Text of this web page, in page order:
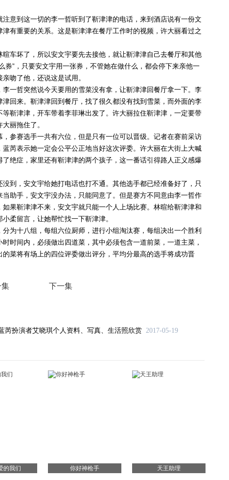
意到这一切的李一哲听到了靳津津的电话，来到酒店说有一份文
有重要的关系。这是靳津津在餐厅工作时的视频，许大丽看过之
车坏了，所以安文宇要先去接他，就让靳津津自己去餐厅和其他
券”，只要安文宇用一张券，不管她在做什么，都会停下来亲他一
吻了他，还说这是试用。
一哲突然说今天要用的雪菜没有拿，让靳津津回餐厅拿一下。李
回来。靳津津回到餐厅，找了很久都没有找到雪菜，而外面的李
靳津津，开车带着李菲琳出发了。许大丽拉住靳津津，一定要带
丽拖住了。
参赛选手一共有六位，但是只有一位可以晋级。记者在赛前采访
芮表示她一定会公平公正地当好这次评委。许大丽在大街上大喊
绝症，家里还有靳津津的两个孩子，这一番话引得路人正义感爆
到，安文宇给她打电话也打不通。其他选手都已经准备好了，只
助手，安文宇没办法，只能同意了。但是赛方不同意由李一哲作
果靳津津不来，安文宇就只能一个人上场比赛。林暄给靳津津和
柔留言，让她帮忙找一下靳津津。
为十八组，每组六位厨师，进行小组淘汰赛，每组决出一个胜利
时间内，必须做出四道菜，其中必须包含一道前菜，一道主菜，
菜将有场上的四位评委做出评分，平均分最高的选手将成功晋
集 下一集
芮扮演者艾晓琪个人资料、写真、生活照欣赏 2017-05-19
的我们 你好神枪手 天王助理